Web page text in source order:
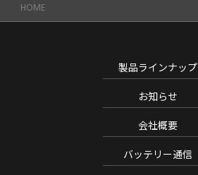
HOME
製品ラインナップ
お知らせ
会社概要
バッテリー通信